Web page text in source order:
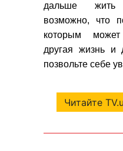
дальше жить
возможно, что
которым
другая жизнь и
позвольте себе
Читайте